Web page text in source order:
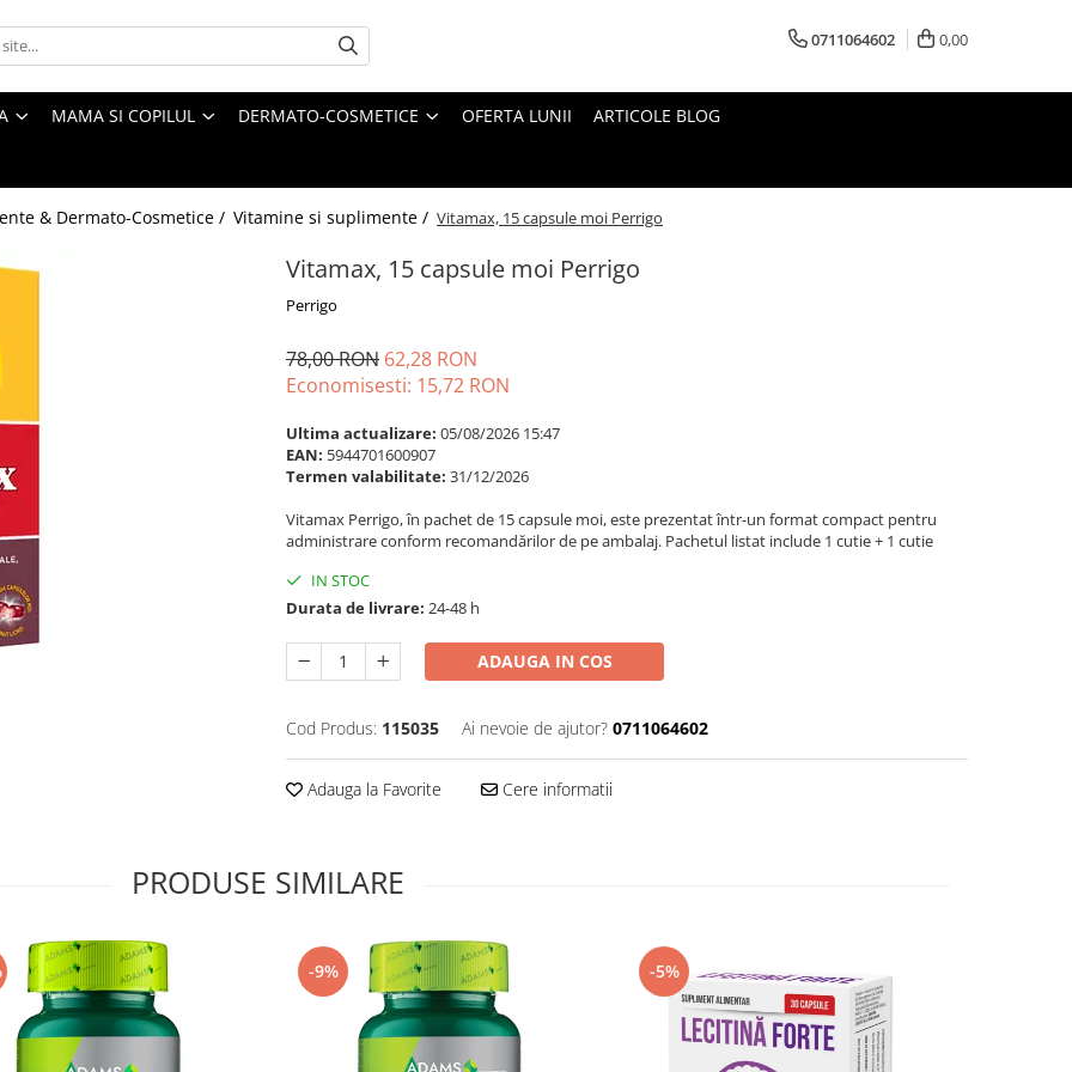
0711064602 0,00
MAMA SI COPILUL DERMATO-COSMETICE OFERTA LUNII ARTICOLE BLOG
& Dermato-Cosmetice / Vitamine si suplimente / Vitamax, 15 capsule moi Perrigo
Vitamax, 15 capsule moi Perrigo
Perrigo
78,00 RON 62,28 RON
Economisesti: 15,72 RON
Ultima actualizare: 05/08/2026 15:47
EAN: 5944701600907
Termen valabilitate: 31/12/2026
Vitamax Perrigo, în pachet de 15 capsule moi, este prezentat într-un format compact pentru
administrare conform recomandărilor de pe ambalaj. Pachetul listat include 1 cutie + 1 cutie
IN STOC
Durata de livrare: 24-48 h
ADAUGA IN COS
Cod Produs: 115035 Ai nevoie de ajutor? 0711064602
Adauga la Favorite Cere informatii
PRODUSE SIMILARE
-9% -5%